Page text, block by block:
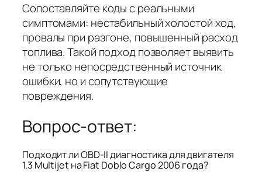
Сопоставляйте коды с реальными
симптомами: нестабильный холостой ход,
провалы при разгоне, повышенный расход
топлива. Такой подход позволяет выявить
не только непосредственный источник
ошибки, но и сопутствующие
повреждения.
Вопрос-ответ:
Подходит ли OBD-II диагностика для двигателя
1.3 Multijet на Fiat Doblo Cargo 2006 года?